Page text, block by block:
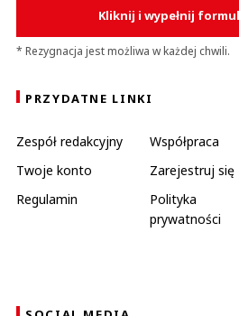
Kliknij i wypełnij
* Rezygnacja jest możliwa w każdej chwili.
PRZYDATNE LINKI
Zespół redakcyjny Współpraca
Twoje konto
Zarejestruj się
Regulamin
Polityka
prywatności